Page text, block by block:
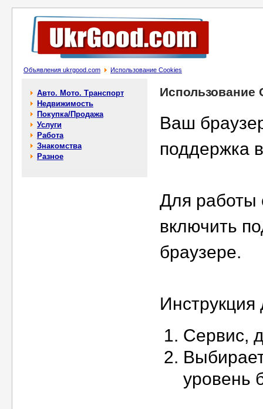
Объявления ukrgood.com Использование Cookies
Авто. Мото. Транспорт
Недвижимость
Покупка/Продажа
Услуги
Работа
Знакомства
Разное
Использование
Ваш
поддержка
Для работы
включить
браузере.
Сервис,
уровень